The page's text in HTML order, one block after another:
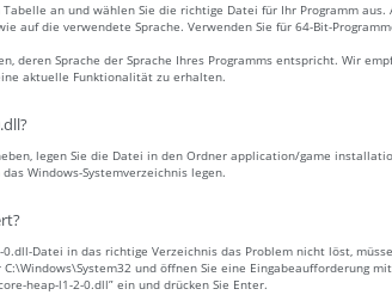
an und wählen Sie die richtige Datei für Ihr Programm aus.
auf die verwendete Sprache. Verwenden Sie für 64-Bit-
deren Sprache der Sprache Ihres Programms entspricht. Wir
aktuelle Funktionalität zu erhalten.
legen Sie die Datei in den Ordner application/game
Windows-Systemverzeichnis legen.
Datei in das richtige Verzeichnis das Problem nicht löst,
und öffnen Sie eine Eingabeaufforderung mit
heap-l1-2-0.dll” ein und drücken Sie Enter.